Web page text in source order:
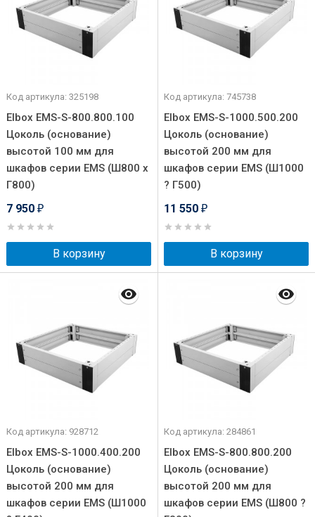
Код артикула: 325198
Elbox EMS-S-800.800.100
Цоколь (основание)
высотой 100 мм для
шкафов серии EMS (Ш800 x
Г800)
7 950 ₽
В корзину
Код артикула: 745738
Elbox EMS-S-1000.500.200
Цоколь (основание)
высотой 200 мм для
шкафов серии EMS (Ш1000
? Г500)
11 550 ₽
В корзину
Код артикула: 928712
Elbox EMS-S-1000.400.200
Цоколь (основание)
высотой 200 мм для
шкафов серии EMS (Ш1000
Код артикула: 284861
Elbox EMS-S-800.800.200
Цоколь (основание)
высотой 200 мм для
шкафов серии EMS (Ш800 ?